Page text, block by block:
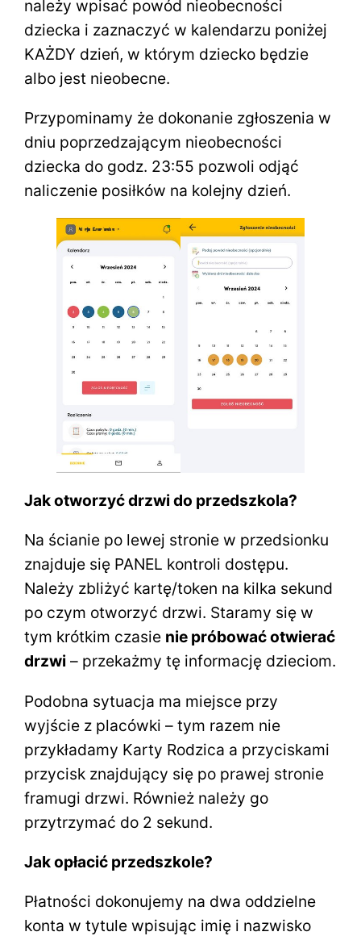
należy wpisać powód nieobecności
dziecka i zaznaczyć w kalendarzu poniżej
KAŻDY dzień, w którym dziecko będzie
albo jest nieobecne.
Przypominamy że dokonanie zgłoszenia w
dniu poprzedzającym nieobecności
dziecka do godz. 23:55 pozwoli odjąć
naliczenie posiłków na kolejny dzień.
Jak otworzyć drzwi do przedszkola?
Na ścianie po lewej stronie w przedsionku
znajduje się PANEL kontroli dostępu.
Należy zbliżyć kartę/token na kilka sekund
po czym otworzyć drzwi. Staramy się w
tym krótkim czasie nie próbować otwierać
drzwi – przekażmy tę informację dzieciom.
Podobna sytuacja ma miejsce przy
wyjście z placówki – tym razem nie
przykładamy Karty Rodzica a przyciskami
przycisk znajdujący się po prawej stronie
framugi drzwi. Również należy go
przytrzymać do 2 sekund.
Jak opłacić przedszkole?
Płatności dokonujemy na dwa oddzielne
konta w tytule wpisując imię i nazwisko